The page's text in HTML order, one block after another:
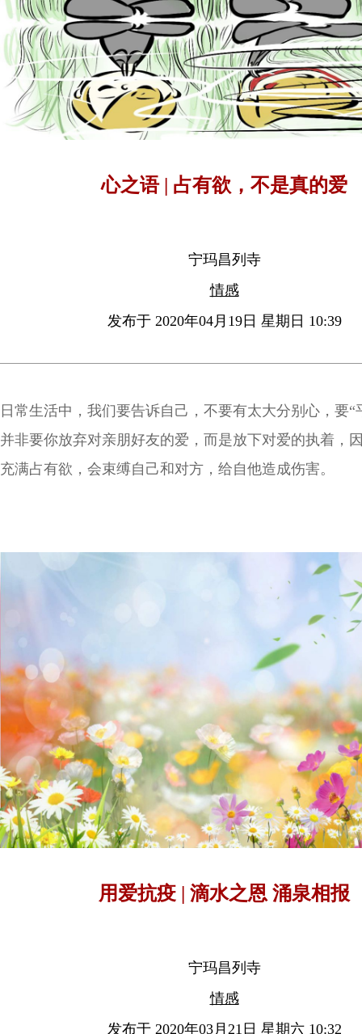
心之语 | 占有欲，不是真的爱
宁玛昌列寺
情感
发布于 2020年04月19日 星期日 10:39
日常生活中，我们要告诉自己，不要有太大分别心，要“
并非要你放弃对亲朋好友的爱，而是放下对爱的执着，
充满占有欲，会束缚自己和对方，给自他造成伤害。
用爱抗疫 | 滴水之恩 涌泉相报
宁玛昌列寺
情感
发布于 2020年03月21日 星期六 10:32